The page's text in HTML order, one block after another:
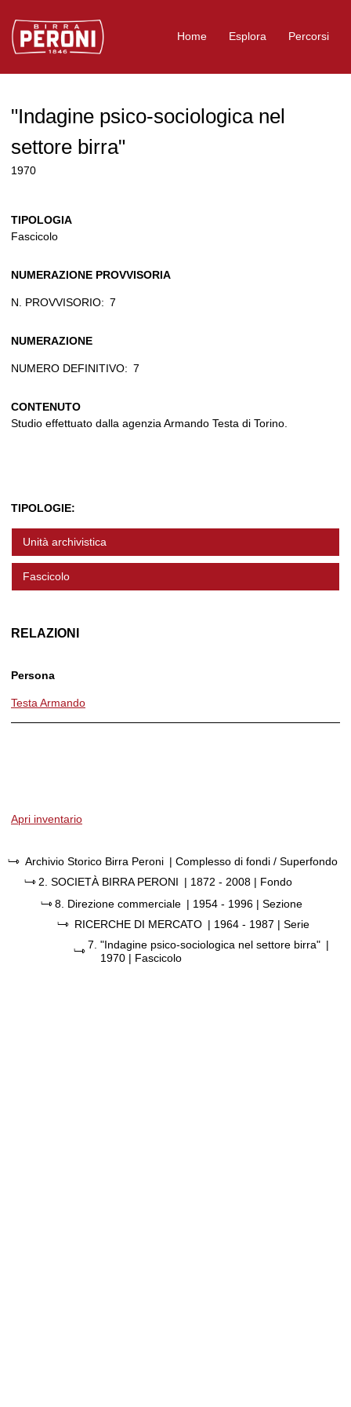
Logo Birra Peroni
Home Esplora Percorsi
"Indagine psico-sociologica nel
settore birra"
1970
TIPOLOGIA
Fascicolo
NUMERAZIONE PROVVISORIA
N. PROVVISORIO: 7
NUMERAZIONE
NUMERO DEFINITIVO: 7
CONTENUTO
Studio effettuato dalla agenzia Armando Testa di Torino.
TIPOLOGIE:
Unità archivistica
Fascicolo
RELAZIONI
Persona
Testa Armando
Apri inventario
Archivio Storico Birra Peroni | Complesso di fondi / Superfondo
2. SOCIETÀ BIRRA PERONI | 1872 - 2008 | Fondo
8. Direzione commerciale | 1954 - 1996 | Sezione
RICERCHE DI MERCATO | 1964 - 1987 | Serie
7. "Indagine psico-sociologica nel settore birra" |
1970 | Fascicolo